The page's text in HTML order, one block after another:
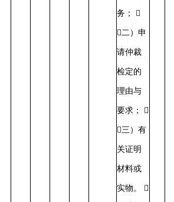
务； 
（二）申
请仲裁
检定的
理由与
要求； 
（三）有
关证明
材料或
实物。 